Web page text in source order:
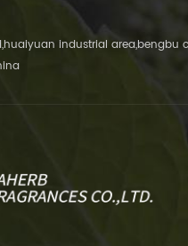
industrial area,bengbu